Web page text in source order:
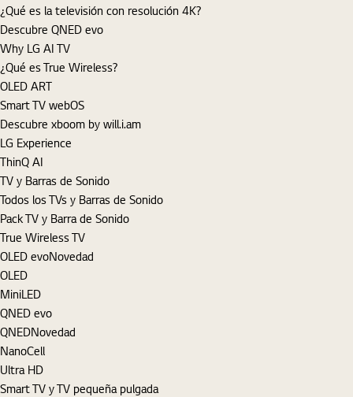
¿Qué es la televisión con resolución 4K?
Descubre QNED evo
Why LG AI TV
¿Qué es True Wireless?
OLED ART
Smart TV webOS
Descubre xboom by will.i.am
LG Experience
ThinQ AI
TV y Barras de Sonido
Todos los TVs y Barras de Sonido
Pack TV y Barra de Sonido
True Wireless TV
OLED evoNovedad
OLED
MiniLED
QNED evo
QNEDNovedad
NanoCell
Ultra HD
Smart TV y TV pequeña pulgada